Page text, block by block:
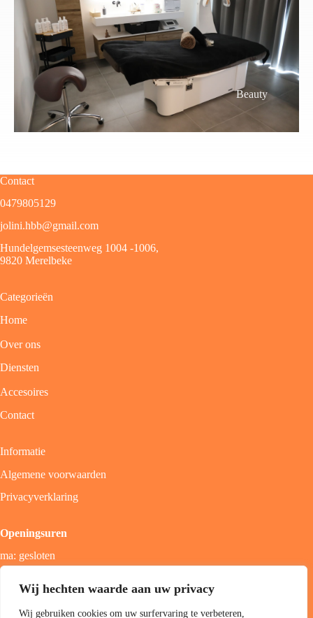
Wij hechten waarde aan uw privacy
Wij gebruiken cookies om uw surfervaring te verbeteren,
Beauty
Contact
0479805129
jolini.hbb@gmail.com
Hundelgemsesteenweg 1004 -1006,
9820 Merelbeke
Categorieën
Home
Over ons
Diensten
Accesoires
Contact
Informatie
Algemene voorwaarden
Privacyverklaring
Openingsuren
ma: gesloten